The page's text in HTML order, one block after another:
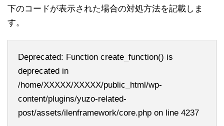
下のコードが表示された場合の対処方法を記載しま
す。
Deprecated: Function create_function() is
deprecated in
/home/XXXXX/XXXXX/public_html/wp-
content/plugins/yuzo-related-
post/assets/ilenframework/core.php on line 4237